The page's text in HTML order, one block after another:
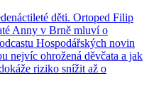
děti. Ortoped Filip
Anny v Brně mluví o
Hospodářských novin
nejvíc ohrožená děvčata a jak
riziko snížit až o